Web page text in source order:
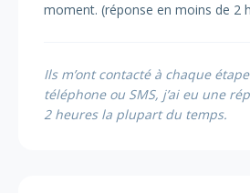
moment. (réponse en moins de 2
Ils m’ont contacté à chaque
téléphone ou SMS, j’ai eu une
2 heures la plupart du temps.